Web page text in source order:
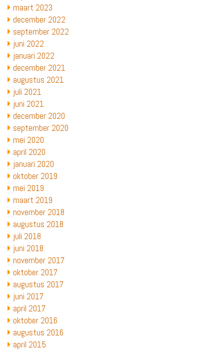
maart 2023
december 2022
september 2022
juni 2022
januari 2022
december 2021
augustus 2021
juli 2021
juni 2021
december 2020
september 2020
mei 2020
april 2020
januari 2020
oktober 2019
mei 2019
maart 2019
november 2018
augustus 2018
juli 2018
juni 2018
november 2017
oktober 2017
augustus 2017
juni 2017
april 2017
oktober 2016
augustus 2016
april 2015